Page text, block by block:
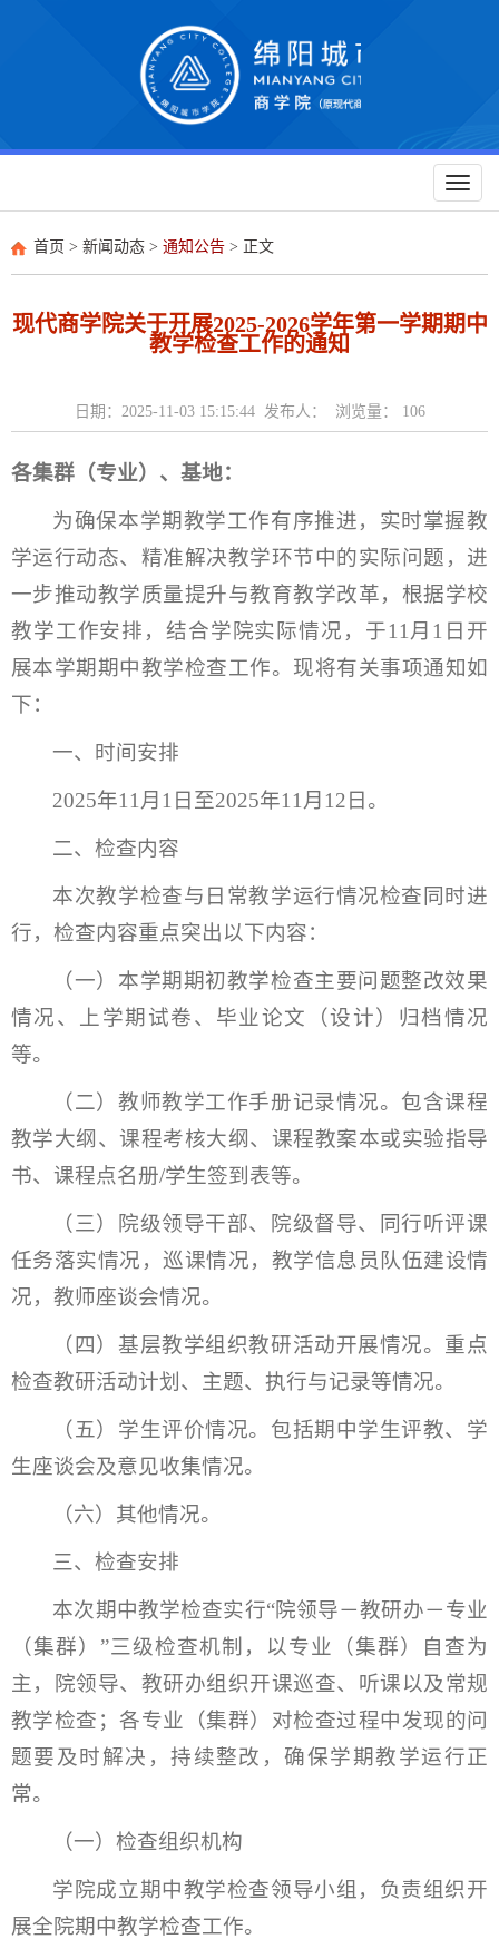
Toggle
首页 > 新闻动态 > 通知公告 > 正文
现代商学院关于开展2025-2026学年第一学期期中
教学检查工作的通知
日期：2025-11-03 15:15:44 发布人： 浏览量： 106
各集群（专业）、基地：
为确保本学期教学工作有序推进，实时掌握教
学运行动态、精准解决教学环节中的实际问题，进
一步推动教学质量提升与教育教学改革，根据学校
教学工作安排，结合学院实际情况，于11月1日开
展本学期期中教学检查工作。现将有关事项通知如
下：
一、时间安排
2025年11月1日至2025年11月12日。
二、检查内容
本次教学检查与日常教学运行情况检查同时进
行，检查内容重点突出以下内容：
（一）本学期期初教学检查主要问题整改效果
情况、上学期试卷、毕业论文（设计）归档情况
等。
（二）教师教学工作手册记录情况。包含课程
教学大纲、课程考核大纲、课程教案本或实验指导
书、课程点名册/学生签到表等。
（三）院级领导干部、院级督导、同行听评课
任务落实情况，巡课情况，教学信息员队伍建设情
况，教师座谈会情况。
（四）基层教学组织教研活动开展情况。重点
检查教研活动计划、主题、执行与记录等情况。
（五）学生评价情况。包括期中学生评教、学
生座谈会及意见收集情况。
（六）其他情况。
三、检查安排
本次期中教学检查实行“院领导－教研办－专业
（集群）”三级检查机制，以专业（集群）自查为
主，院领导、教研办组织开课巡查、听课以及常规
教学检查；各专业（集群）对检查过程中发现的问
题要及时解决，持续整改，确保学期教学运行正
常。
（一）检查组织机构
学院成立期中教学检查领导小组，负责组织开
展全院期中教学检查工作。